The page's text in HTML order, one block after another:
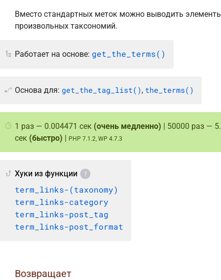
Вместо стандартных меток можно выводить
произвольных таксономий.
Работает на основе: get_the_terms()
Основа для: get_the_tag_list(), the_terms()
1 раз — 0.004471 сек (очень медленно) | 50000 раз —
сек (быстро) | PHP 7.1.2, WP 4.7.3
Хуки из функции
term_links-(taxonomy)
term_links-category
term_links-post_tag
term_links-post_format
Возвращает